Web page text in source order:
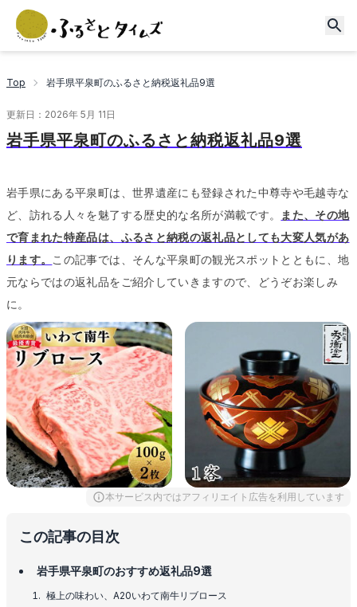
Top 岩手県平泉町のふるさと納税返礼品9選
更新日： 2026年 5月 11日
岩手県平泉町のふるさと納税返礼品9選
岩手県にある平泉町は、世界遺産にも登録された中尊寺や毛越寺な
ど、訪れる人々を魅了する歴史的な名所が満載です。
また、その地
で育まれた特産品は、ふるさと納税の返礼品としても大変人気があ
ります。 この記事では、そんな平泉町の観光スポットとともに、地
元ならではの返礼品をご紹介していきますので、どうぞお楽しみ
に。
本サービス内ではアフィリエイト広告を利用しています
この記事の目次
岩手県平泉町のおすすめ返礼品9選
極上の味わい、A20いわて南牛リブロース